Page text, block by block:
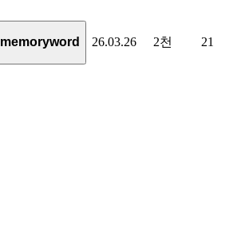
memoryword 26.03.26 2천 21